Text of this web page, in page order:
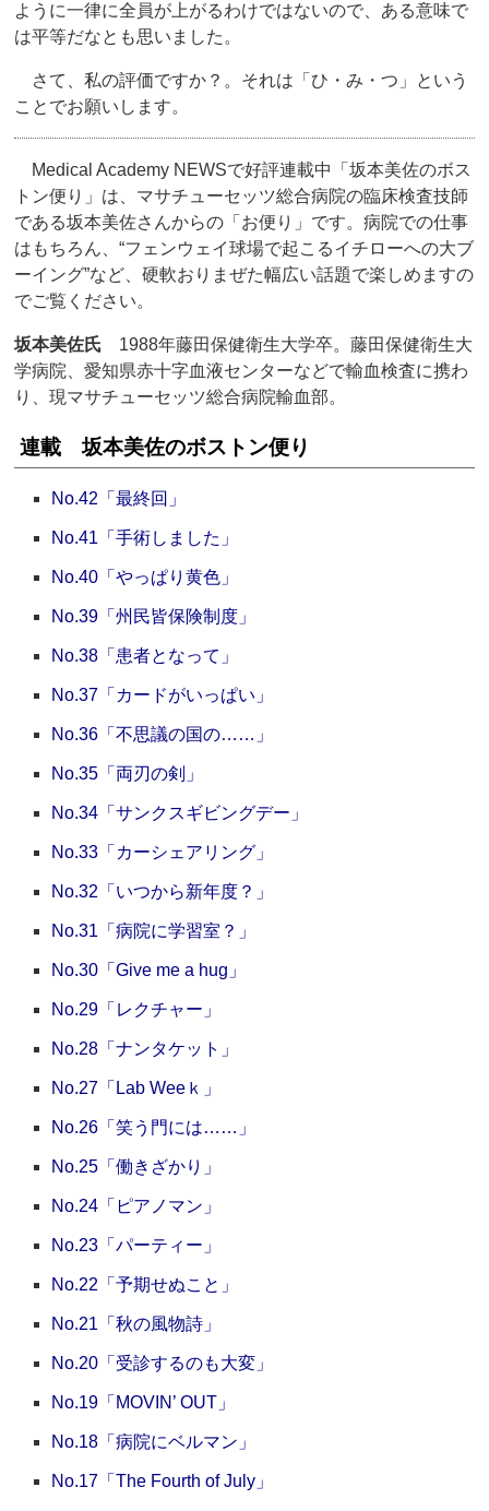
ように一律に全員が上がるわけではないので、ある意味で
は平等だなとも思いました。
さて、私の評価ですか？。それは「ひ・み・つ」という
ことでお願いします。
Medical Academy NEWSで好評連載中「坂本美佐のボス
トン便り」は、マサチューセッツ総合病院の臨床検査技師
である坂本美佐さんからの「お便り」です。病院での仕事
はもちろん、“フェンウェイ球場で起こるイチローへの大ブ
ーイング”など、硬軟おりまぜた幅広い話題で楽しめますの
でご覧ください。
坂本美佐氏 1988年藤田保健衛生大学卒。藤田保健衛生大
学病院、愛知県赤十字血液センターなどで輸血検査に携わ
り、現マサチューセッツ総合病院輸血部。
連載 坂本美佐のボストン便り
No.42「最終回」
No.41「手術しました」
No.40「やっぱり黄色」
No.39「州民皆保険制度」
No.38「患者となって」
No.37「カードがいっぱい」
No.36「不思議の国の……」
No.35「両刃の剣」
No.34「サンクスギビングデー」
No.33「カーシェアリング」
No.32「いつから新年度？」
No.31「病院に学習室？」
No.30「Give me a hug」
No.29「レクチャー」
No.28「ナンタケット」
No.27「Lab Weeｋ」
No.26「笑う門には……」
No.25「働きざかり」
No.24「ピアノマン」
No.23「パーティー」
No.22「予期せぬこと」
No.21「秋の風物詩」
No.20「受診するのも大変」
No.19「MOVIN’ OUT」
No.18「病院にベルマン」
No.17「The Fourth of July」